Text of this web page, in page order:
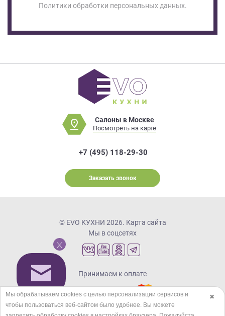
Политики обработки персональных данных.
Салоны в Москве
Посмотреть на карте
+7 (495) 118-29-30
Заказать звонок
© EVO КУХНИ 2026. Карта сайта
Мы в соцсетях
Принимаем к оплате
Кредиты и рассрочка
✖
Мы обрабатываем cookies с целью персонализации сервисов и
чтобы пользоваться веб-сайтом было удобнее. Вы можете